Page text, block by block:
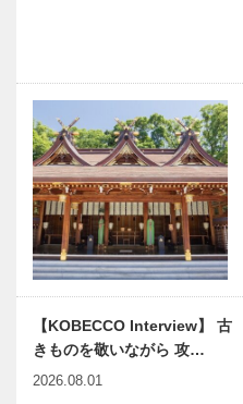
回神戸まつり
神戸っ子グル
メ 新鮮な野
菜と魚介がた
っぷりの広東
料理
【KOBECCO Interview】 古
きものを敬いながら 攻…
2026.08.01